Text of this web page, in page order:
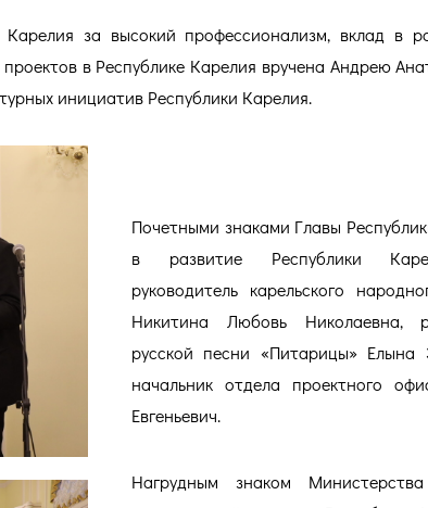
за высокий профессионализм, вклад в
в Республике Карелия вручена Андрею
инициатив Республики Карелия.
Почетными знаками Главы
в развитие Республики
руководитель карельского
Никитина Любовь Николаевна,
русской песни «Питарицы» Елына
начальник отдела проектного
Евгеньевич.
Нагрудным знаком